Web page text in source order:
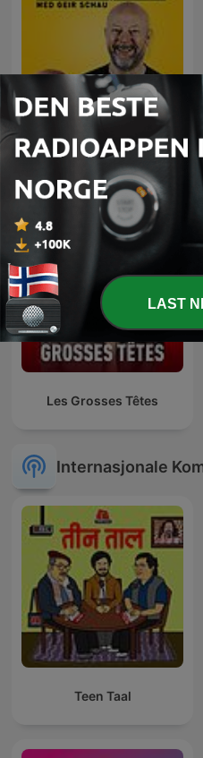
Langkjøring med Geir
Schau
Les Grosses Têtes
Internasjonale
Teen Taal
LAST